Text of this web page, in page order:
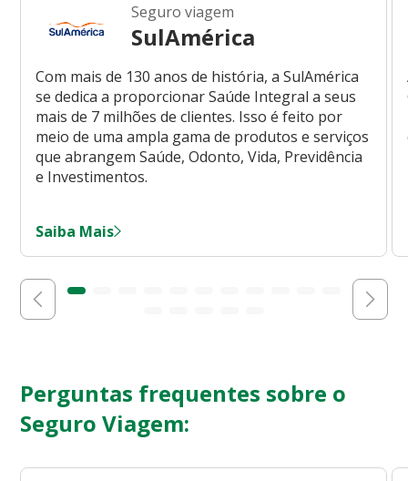
Seguro viagem
SulAmérica
Com mais de 130 anos de história, a SulAmérica
se dedica a proporcionar Saúde Integral a seus
mais de 7 milhões de clientes. Isso é feito por
meio de uma ampla gama de produtos e serviços
que abrangem Saúde, Odonto, Vida, Previdência
e Investimentos.
Saiba Mais
Perguntas frequentes sobre o
Seguro Viagem: